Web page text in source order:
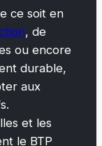
ce soit en
, de
ou encore
durable,
aux
et les
le BTP